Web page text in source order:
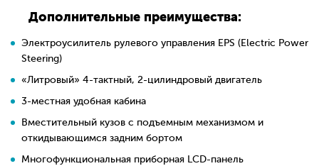
Дополнительные преимущества:
Электроусилитель рулевого управления EPS (Electric Power
Steering)
«Литровый» 4-тактный, 2-цилиндровый двигатель
3-местная удобная кабина
Вместительный кузов с подъемным механизмом и
откидывающимся задним бортом
Многофункциональная приборная LCD-панель